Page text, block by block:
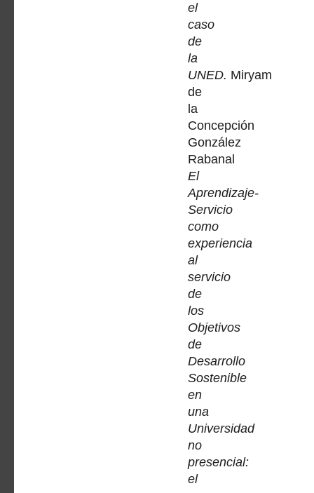
el
caso
de
la
UNED. Miryam
de
la
Concepción
González
Rabanal
El
Aprendizaje-
Servicio
como
experiencia
al
servicio
de
los
Objetivos
de
Desarrollo
Sostenible
en
una
Universidad
no
presencial:
el